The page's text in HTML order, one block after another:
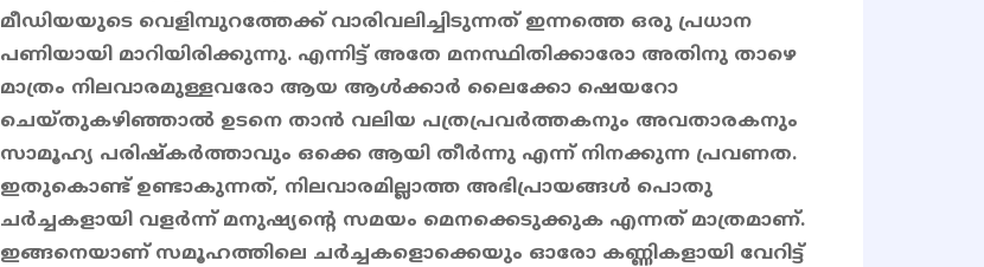
മീഡിയയുടെ വെളിമ്പുറത്തേക്ക് വാരിവലിച്ചിടുന്നത് ഇന്നത്തെ ഒരു പ്രധാന
പണിയായി മാറിയിരിക്കുന്നു. എന്നിട്ട് അതേ മനസ്ഥിതിക്കാരോ അതിനു താഴെ
മാത്രം നിലവാരമുള്ളവരോ ആയ ആൾക്കാർ ലൈക്കോ ഷെയറോ
ചെയ്തുകഴിഞ്ഞാൽ ഉടനെ താൻ വലിയ പത്രപ്രവർത്തകനും അവതാരകനും
സാമൂഹ്യ പരിഷ്കർത്താവും ഒക്കെ ആയി തീർന്നു എന്ന് നിനക്കുന്ന പ്രവണത.
ഇതുകൊണ്ട് ഉണ്ടാകുന്നത്, നിലവാരമില്ലാത്ത അഭിപ്രായങ്ങൾ പൊതു
ചർച്ചകളായി വളർന്ന് മനുഷ്യന്റെ സമയം മെനക്കെടുക്കുക എന്നത് മാത്രമാണ്.
ഇങ്ങനെയാണ് സമൂഹത്തിലെ ചർച്ചകളൊക്കെയും ഓരോ കണ്ണികളായി വേറിട്ട്